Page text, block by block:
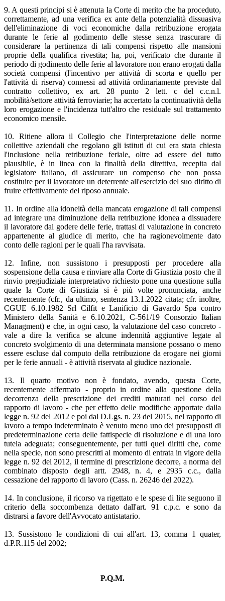
9. A questi principi si è attenuta la Corte di merito che ha proceduto,
correttamente, ad una verifica ex ante della potenzialità dissuasiva
dell'eliminazione di voci economiche dalla retribuzione erogata
durante le ferie al godimento delle stesse senza trascurare di
considerare la pertinenza di tali compensi rispetto alle mansioni
proprie della qualifica rivestita; ha, poi, verificato che durante il
periodo di godimento delle ferie al lavoratore non erano erogati dalla
società compensi (l'incentivo per attività di scorta e quello per
l'attività di riserva) connessi ad attività ordinariamente previste dal
contratto collettivo, ex art. 28 punto 2 lett. c del c.c.n.l.
mobilità/settore attività ferroviarie; ha accertato la continuatività della
loro erogazione e l'incidenza tutt'altro che residuale sul trattamento
economico mensile.
10. Ritiene allora il Collegio che l'interpretazione delle norme
collettive aziendali che regolano gli istituti di cui era stata chiesta
l'inclusione nella retribuzione feriale, oltre ad essere del tutto
plausibile, è in linea con la finalità della direttiva, recepita dal
legislatore italiano, di assicurare un compenso che non possa
costituire per il lavoratore un deterrente all'esercizio del suo diritto di
fruire effettivamente del riposo annuale.
11. In ordine alla idoneità della mancata erogazione di tali compensi
ad integrare una diminuzione della retribuzione idonea a dissuadere
il lavoratore dal godere delle ferie, trattasi di valutazione in concreto
appartenente al giudice di merito, che ha ragionevolmente dato
conto delle ragioni per le quali l'ha ravvisata.
12. Infine, non sussistono i presupposti per procedere alla
sospensione della causa e rinviare alla Corte di Giustizia posto che il
rinvio pregiudiziale interpretativo richiesto pone una questione sulla
quale la Corte di Giustizia si è più volte pronunciata, anche
recentemente (cfr., da ultimo, sentenza 13.1.2022 citata; cfr. inoltre,
CGUE 6.10.1982 Srl Cilfit e Lanificio di Gavardo Spa contro
Ministero della Sanità e 6.10.2021, C-561/19 Consorzio Italian
Managment) e che, in ogni caso, la valutazione del caso concreto -
vale a dire la verifica se alcune indennità aggiuntive legate al
concreto svolgimento di una determinata mansione possano o meno
essere escluse dal computo della retribuzione da erogare nei giorni
per le ferie annuali - è attività riservata al giudice nazionale.
13. Il quarto motivo non è fondato, avendo, questa Corte,
recentemente affermato - proprio in ordine alla questione della
decorrenza della prescrizione dei crediti maturati nel corso del
rapporto di lavoro - che per effetto delle modifiche apportate dalla
legge n. 92 del 2012 e poi dal D.Lgs. n. 23 del 2015, nel rapporto di
lavoro a tempo indeterminato è venuto meno uno dei presupposti di
predeterminazione certa delle fattispecie di risoluzione e di una loro
tutela adeguata; conseguentemente, per tutti quei diritti che, come
nella specie, non sono prescritti al momento di entrata in vigore della
legge n. 92 del 2012, il termine di prescrizione decorre, a norma del
combinato disposto degli artt. 2948, n. 4, e 2935 c.c., dalla
cessazione del rapporto di lavoro (Cass. n. 26246 del 2022).
14. In conclusione, il ricorso va rigettato e le spese di lite seguono il
criterio della soccombenza dettato dall'art. 91 c.p.c. e sono da
distrarsi a favore dell'Avvocato antistatario.
13. Sussistono le condizioni di cui all'art. 13, comma 1 quater,
d.P.R.115 del 2002;
P.Q.M.